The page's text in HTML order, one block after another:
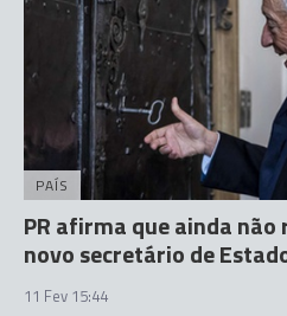
PAÍS
PR afirma que ainda
novo secretário de
11 Fev 15:44